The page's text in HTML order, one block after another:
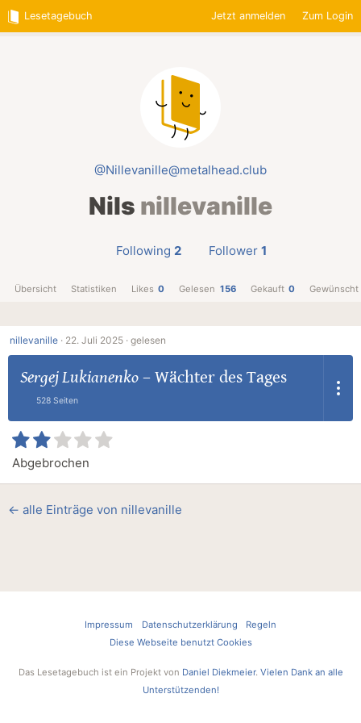
Lesetagebuch Jetzt anmelden Zum Login
@Nillevanille@metalhead.club
Nils nillevanille
Following 2 Follower 1
Übersicht Statistiken Likes 0 Gelesen 156 Gekauft 0 Gewünscht
nillevanille · 22. Juli 2025 · gelesen
Sergej Lukianenko– Wächter des Tages
528 Seiten
Abgebrochen
← alle Einträge von nillevanille
Impressum Datenschutzerklärung
Regeln
Diese Webseite benutzt Cookies
Das Lesetagebuch ist ein Projekt von Daniel Diekmeier. Vielen Dank an alle
Unterstützenden!